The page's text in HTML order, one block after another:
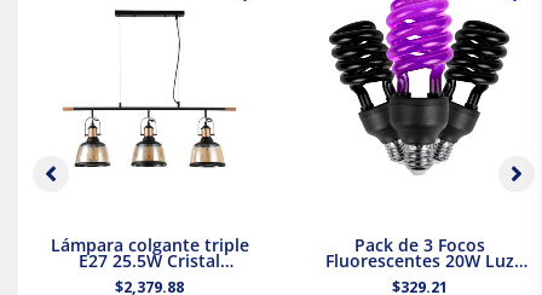
Lámpara colgante triple
E27 25.5W Cristal
Negro/Dorado Tecnolite
$2,379.88
Pack de 3 Focos
Fluorescentes 20W Luz
Negra Base E27 Tecnolite
$329.21